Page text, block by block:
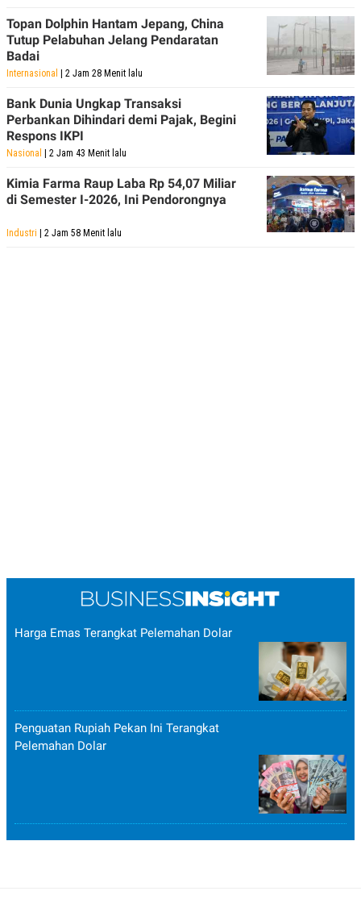
Topan Dolphin Hantam Jepang, China
Tutup Pelabuhan Jelang Pendaratan
Badai
Internasional | 2 Jam 28 Menit lalu
Bank Dunia Ungkap Transaksi
Perbankan Dihindari demi Pajak, Begini
Respons IKPI
Nasional | 2 Jam 43 Menit lalu
Kimia Farma Raup Laba Rp 54,07 Miliar
di Semester I-2026, Ini Pendorongnya
Industri | 2 Jam 58 Menit lalu
Harga Emas Terangkat Pelemahan Dolar
Penguatan Rupiah Pekan Ini Terangkat
Pelemahan Dolar